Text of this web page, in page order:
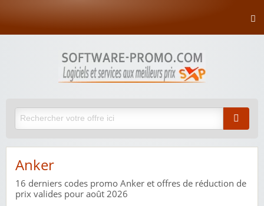
Anker
16 derniers codes promo Anker et offres de réduction de
prix valides pour août 2026